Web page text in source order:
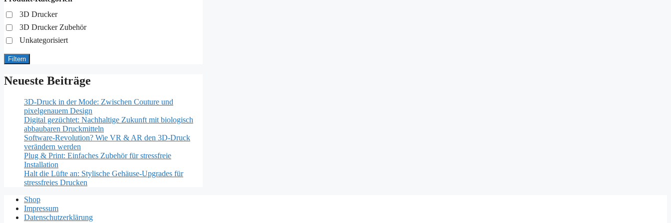
3D Drucker
3D Drucker Zubehör
Unkategorisiert
Filtern
Neueste Beiträge
3D-Druck in der Mode: Zwischen Couture und
pixelgenauem Design
Digital gezüchtet: Nachhaltige Zukunft mit biologisch
abbaubaren Druckmitteln
Software-Revolution? Wie VR & AR den 3D-Druck
verändern werden
Plug & Print: Einfaches Zubehör für stressfreie
Installation
Halt die Lüfte an: Stylische Gehäuse-Upgrades für
stressfreies Drucken
Shop
Impressum
Datenschutzerklärung